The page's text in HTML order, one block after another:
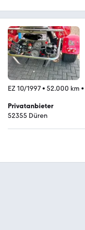
EZ 10/1997• 52.000 km •
Privatanbieter
52355 Düren